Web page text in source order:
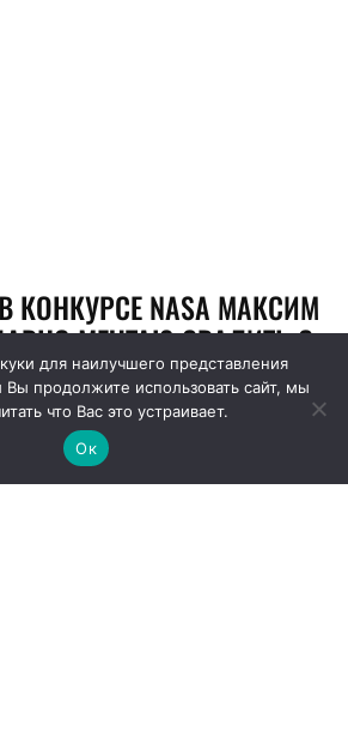
для наилучшего представления
Вы продолжите использовать сайт, мы
что Вас это устраивает.
Ок